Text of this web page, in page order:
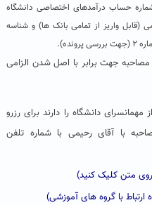
مبلغ ۳٫۷۵۰٫۰۰۰ ريال به شماره حساب درآمدهای اختصاصی دانشگاه
(قابل واریز از تمامی بانک ها) و شناسه
مصاحبه جهت برابر با اصل شدن الزامی
مهمانسرای دانشگاه را دارند برای رزرو
با آقای رحیمی با شماره تلفن
متن کلیک کنید)
ارتباط با گروه های آموزشی)